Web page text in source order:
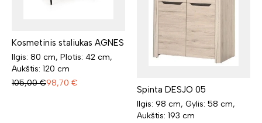
Kosmetinis staliukas AGNES
Ilgis: 80 cm, Plotis: 42 cm,
Aukštis: 120 cm
105,00 €98,70 €
Spinta DESJO 05
Ilgis: 98 cm, Gylis: 58 cm,
Aukštis: 193 cm